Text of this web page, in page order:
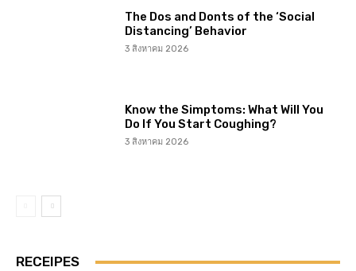
The Dos and Donts of the ‘Social
Distancing’ Behavior
3 สิงหาคม 2026
Know the Simptoms: What Will You
Do If You Start Coughing?
3 สิงหาคม 2026
RECEIPES